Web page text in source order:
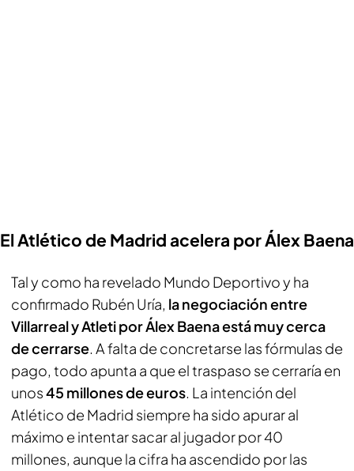
El Atlético de Madrid acelera por Álex Baena
Tal y como ha revelado Mundo Deportivo y ha
confirmado Rubén Uría, la negociación entre
Villarreal y Atleti por Álex Baena está muy cerca
de cerrarse. A falta de concretarse las fórmulas de
pago, todo apunta a que el traspaso se cerraría en
unos45 millones de euros. La intención del
Atlético de Madrid siempre ha sido apurar al
máximo e intentar sacar al jugador por 40
millones, aunque la cifra ha ascendido por las